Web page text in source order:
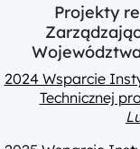
Projekty
2024 Wsparcie
Technicznej